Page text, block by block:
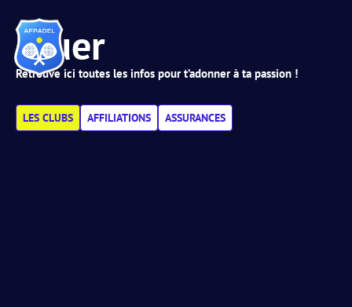
Jouer
Retrouve ici toutes les infos pour t’adonner à ta passion !
LES CLUBS AFFILIATIONS ASSURANCES